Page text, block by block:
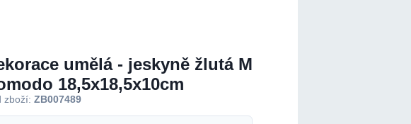
umělá - jeskyně žlutá M
18,5x18,5x10cm
zboží: ZB007489